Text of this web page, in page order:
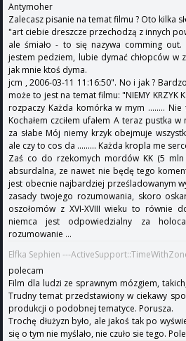
Antymoher
Zalecasz pisanie na temat filmu ? Oto kilka
"art ciebie dreszcze przechodzą z innych
ale śmiało - to się nazywa comming out.
jestem pedziem, lubie dymać chłopców w
jak mnie ktoś dyma.
jcm , 2006-03-11 11:16:50". No i jak ?
może to jest na temat filmu: "NIEMY KRZYK
rozpaczy Każda komórka w mym ........
Kochałem czciłem ufałem A teraz pustka
za słabe Mój niemy krzyk obejmuje
ale czy to cos da ......... Każda kropla me
Zaś co do rzekomych mordów KK (5
absurdalna, ze nawet nie będę tego
jest obecnie najbardziej prześladowanym
zasady twojego rozumowania, skoro
oszołomów z XVI-XVIII wieku to równie
niemca jest odpowiedzialny za
rozumowanie ...
Elfka Sephien ---
polecam
Film dla ludzi ze sprawnym mózgiem,
Trudny temat przedstawiony w ciekawy
produkcji o podobnej tematyce. Porusza.
Trochę dłużyzn było, ale jakoś tak po
się o tym nie myślało, nie czuło sie tego.